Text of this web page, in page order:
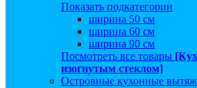
Показать подкатегории
ширина 50 см
ширина 60 см
ширина 90 см
Посмотреть все товары
изогнутым стеклом]
Островные кухонные